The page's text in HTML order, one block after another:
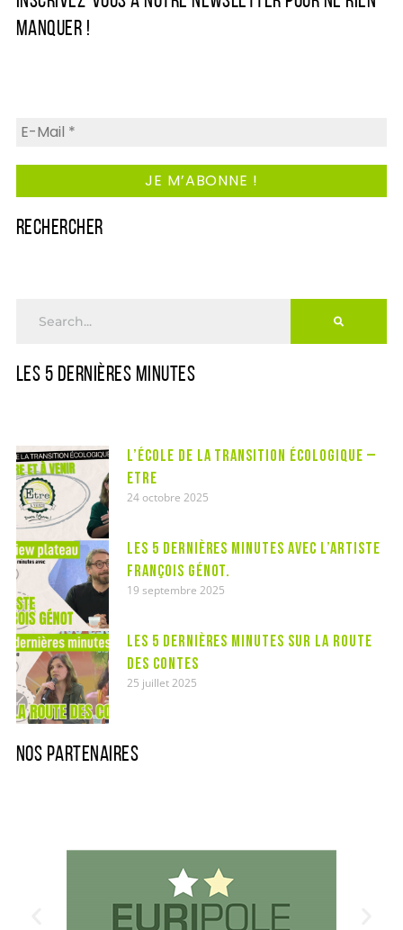
MANQUER !
RECHERCHER
LES 5 DERNIÈRES MINUTES
L’école de la transition écologique –
ETRE
24 octobre 2025
Les 5 dernières minutes avec l’artiste
François Génot.
19 septembre 2025
Les 5 dernières minutes sur la route
des contes
25 juillet 2025
NOS PARTENAIRES